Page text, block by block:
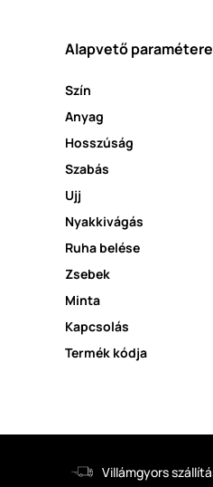
Alapvető
Szín
Anyag
Hosszúság
Szabás
Ujj
Nyakkivágás
Ruha belése
Zsebek
Minta
Kapcsolás
Termék kódja
Villámgyors